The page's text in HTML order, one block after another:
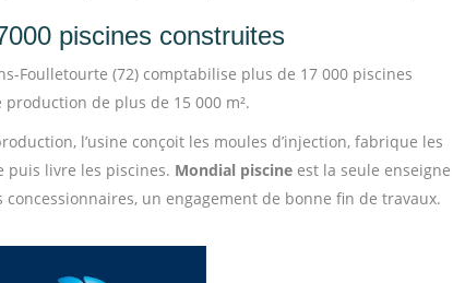
piscines construites
Foulletourte (72) comptabilise plus de 17 000 piscines
de plus de 15 000 m².
l’usine conçoit les moules d’injection, fabrique les
puis livre les piscines. Mondial piscine est la seule enseigne
un engagement de bonne fin de travaux.